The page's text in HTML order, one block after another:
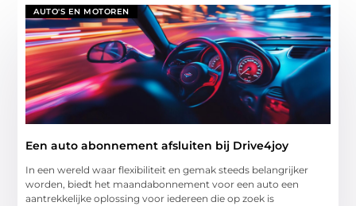
AUTO'S EN MOTOREN
Een auto abonnement afsluiten bij Drive4joy
In een wereld waar flexibiliteit en gemak steeds belangrijker
worden, biedt het maandabonnement voor een auto een
aantrekkelijke oplossing voor iedereen die op zoek is